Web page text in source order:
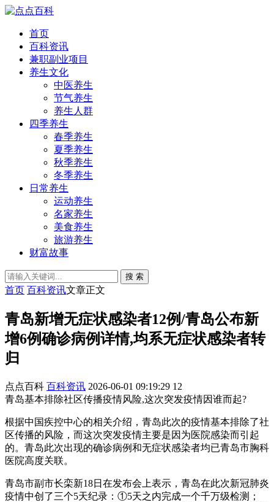
首页
百科资讯
兼职副业项目
养生文化
中医养生
节气养生
养生人群
四季养生
春季养生
夏季养生
秋季养生
冬季养生
日常养生
运动养生
名家养生
美食养生
旅游养生
财富故事
搜 索
首页 百科资讯文章正文
青岛新增无症状感染者12例/青岛公布新
增6例确诊病例详情,均系无症状感染者转
归
点点百科 百科资讯 2026-06-01 09:19:29 12
青岛基本排除社区传播疫情风险,这次突发疫情因谁而起?
根据中国疾控中心的相关介绍，青岛此次的疫情基本排除了社
区传播的风险，而这次突发疫情主要是因为医院感染而引起
的。青岛此次出现的确诊病例和无症状感染者均已青岛市胸科
医院高度关联。
青岛市副市长栾新18日在发布会上表示，青岛在此次新冠肺炎
疫情中创了三个5天纪录：①5天之内完成一个千万级检测；